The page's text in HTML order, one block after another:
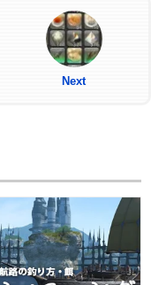
Next